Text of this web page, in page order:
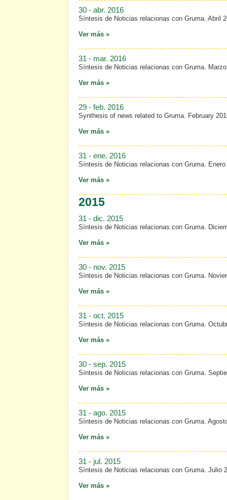
30 - abr. 2016
Síntesis de Noticias relacionas con Gruma. Abril
Ver más »
31 - mar. 2016
Síntesis de Noticias relacionas con Gruma.
Ver más »
29 - feb. 2016
Synthesis of news related to Gruma. February
Ver más »
31 - ene. 2016
Síntesis de Noticias relacionas con Gruma. Enero
Ver más »
2015
31 - dic. 2015
Síntesis de Noticias relacionas con Gruma.
Ver más »
30 - nov. 2015
Síntesis de Noticias relacionas con Gruma.
Ver más »
31 - oct. 2015
Síntesis de Noticias relacionas con Gruma.
Ver más »
30 - sep. 2015
Síntesis de Noticias relacionas con Gruma.
Ver más »
31 - ago. 2015
Síntesis de Noticias relacionas con Gruma.
Ver más »
31 - jul. 2015
Síntesis de Noticias relacionas con Gruma. Julio
Ver más »